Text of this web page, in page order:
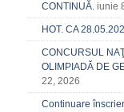
CONTINUĂ. iunie
HOT. CA
CONCURSUL
OLIMPIADĂ DE
22, 2026
Continuare